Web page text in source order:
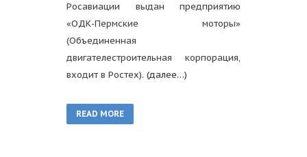
Росавиации выдан предприятию
«ОДК-Пермские моторы»
(Объединенная
двигателестроительная корпорация,
входит в Ростех). (далее…)
READ MORE